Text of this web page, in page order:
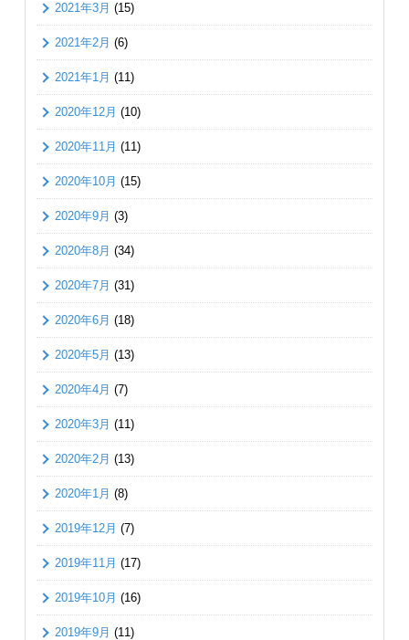
2021年3月 (15)
2021年2月 (6)
2021年1月 (11)
2020年12月 (10)
2020年11月 (11)
2020年10月 (15)
2020年9月 (3)
2020年8月 (34)
2020年7月 (31)
2020年6月 (18)
2020年5月 (13)
2020年4月 (7)
2020年3月 (11)
2020年2月 (13)
2020年1月 (8)
2019年12月 (7)
2019年11月 (17)
2019年10月 (16)
2019年9月 (11)